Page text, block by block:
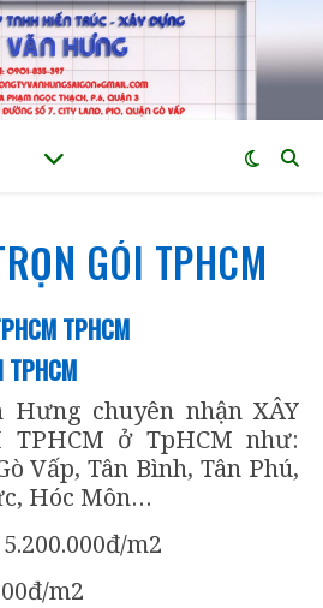
GÓI TPHCM
TPHCM
TPHCM
TPHCM ở TpHCM như:
Vấp, Tân Bình, Tân Phú,
Hóc Môn…
m2
m2